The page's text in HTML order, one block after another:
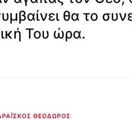
θα το
Του ώρα.
ΘΕΌΔΩΡΟΣ